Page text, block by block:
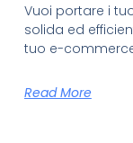
Vuoi portare i
solida ed
tuo e-
Read More